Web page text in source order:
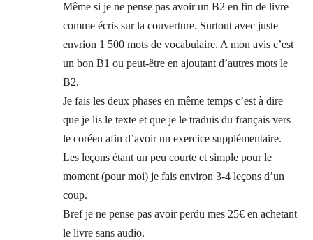
Même si je ne pense pas avoir un B2 en fin de livre
comme écris sur la couverture. Surtout avec juste
envrion 1 500 mots de vocabulaire. A mon avis c’est
un bon B1 ou peut-être en ajoutant d’autres mots le
B2.
Je fais les deux phases en même temps c’est à dire
que je lis le texte et que je le traduis du français vers
le coréen afin d’avoir un exercice supplémentaire.
Les leçons étant un peu courte et simple pour le
moment (pour moi) je fais environ 3-4 leçons d’un
coup.
Bref je ne pense pas avoir perdu mes 25€ en achetant
le livre sans audio.